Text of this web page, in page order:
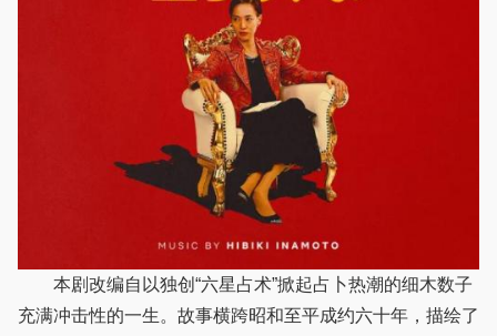
本剧改编自以独创“六星占术”掀起占卜热潮的细木数子
充满冲击性的一生。故事横跨昭和至平成约六十年，描绘了